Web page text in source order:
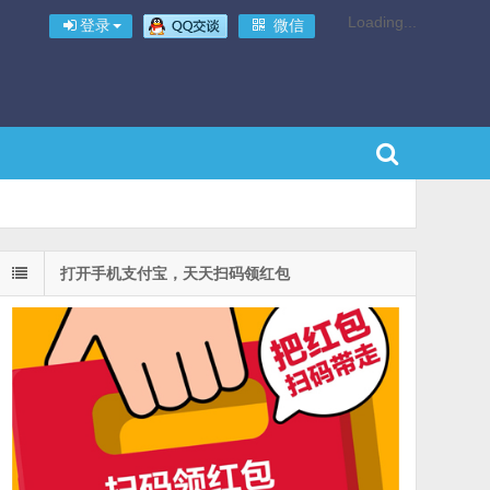
登录 微信 Loading...
打开手机支付宝，天天扫码领红包